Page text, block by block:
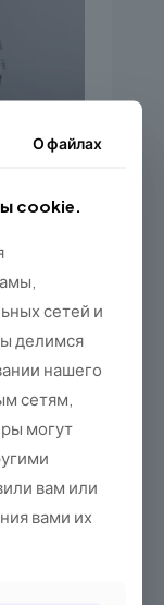
Wi-Fi,
для
О файлах
cookie.
сетей и
делимся
нашего
сетям,
могут
вам или
вами их